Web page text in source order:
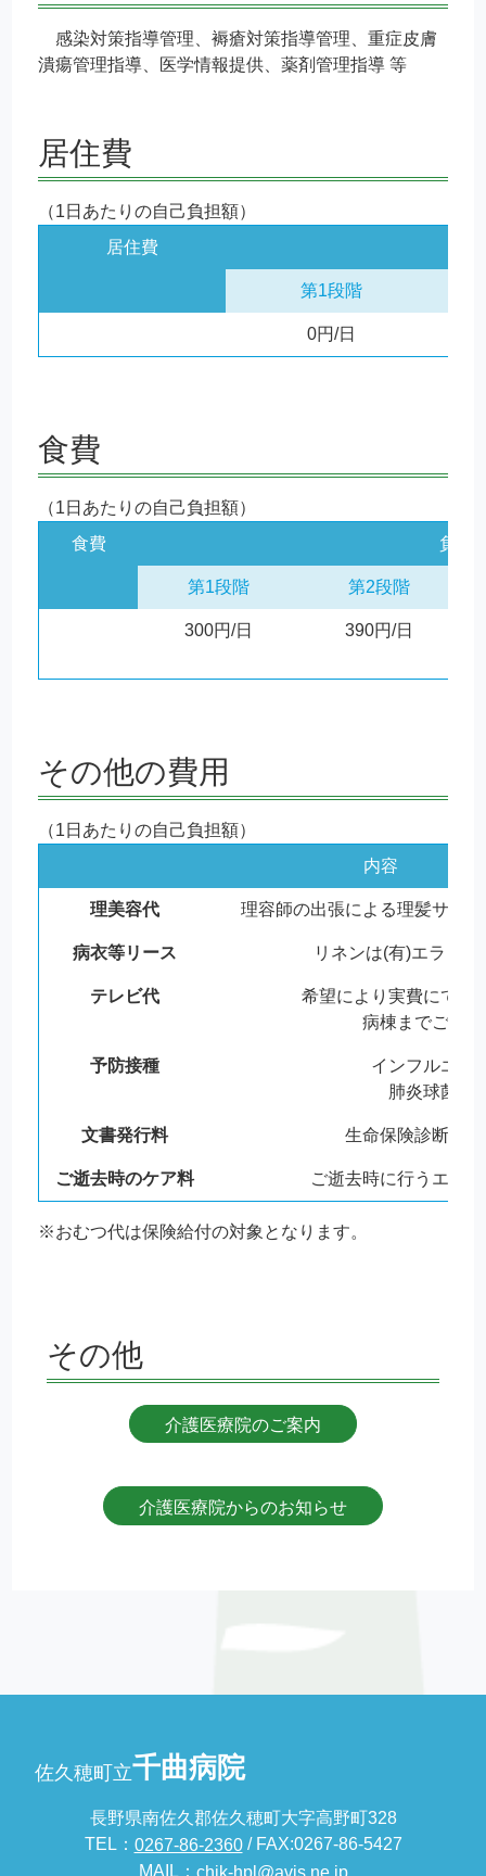
感染対策指導管理、褥瘡対策指導管理、重症皮膚
潰瘍管理指導、医学情報提供、薬剤管理指導 等
居住費
（1日あたりの自己負担額）
居住費
第1段階
0円/日
食費
（1日あたりの自己負担額）
食費
負担
第1段階 第2段階
300円/日 390円/日
その他の費用
（1日あたりの自己負担額）
内容
理美容代 理容師の出張による理髪サー
病衣等リース リネンは(有)エラン
テレビ代
希望により実費にてご
病棟までご相
予防接種
インフルエン
肺炎球菌ワ
文書発行料 生命保険診断書
ご逝去時のケア料 ご逝去時に行うエン
※おむつ代は保険給付の対象となります。
その他
介護医療院のご案内
介護医療院からのお知らせ
佐久穂町立千曲病院
長野県南佐久郡佐久穂町大字高野町328
TEL： 0267-86-2360/ FAX:0267-86-5427
MAIL： chik-hpl@avis.ne.jp